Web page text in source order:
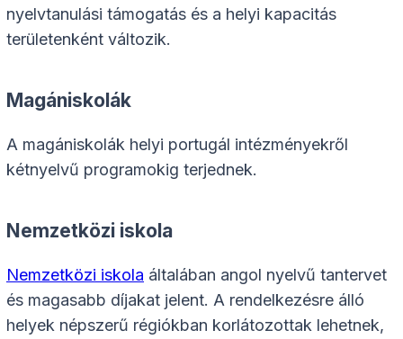
nyelvtanulási támogatás és a helyi kapacitás
területenként változik.
Magániskolák
A magániskolák helyi portugál intézményekről
kétnyelvű programokig terjednek.
Nemzetközi iskola
Nemzetközi iskola általában angol nyelvű tantervet
és magasabb díjakat jelent. A rendelkezésre álló
helyek népszerű régiókban korlátozottak lehetnek,